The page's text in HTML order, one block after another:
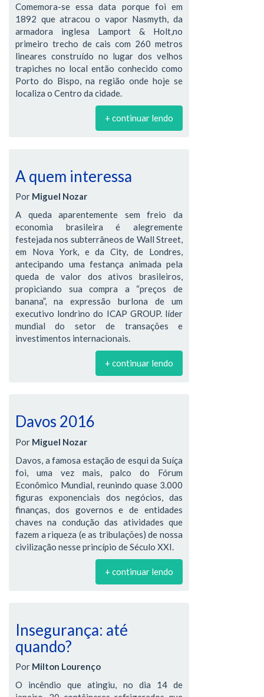
Comemora-se essa data porque foi em
1892 que atracou o vapor Nasmyth, da
armadora inglesa Lamport & Holt,no
primeiro trecho de cais com 260 metros
lineares construído no lugar dos velhos
trapiches no local então conhecido como
Porto do Bispo, na região onde hoje se
localiza o Centro da cidade.
+ continuar lendo
A quem interessa
Por Miguel Nozar
A queda aparentemente sem freio da
economia brasileira é alegremente
festejada nos subterrâneos de Wall Street,
em Nova York, e da City, de Londres,
antecipando uma festança animada pela
queda de valor dos ativos brasileiros,
propiciando sua compra a “preços de
banana”, na expressão burlona de um
executivo londrino do ICAP GROUP. líder
mundial do setor de transações e
investimentos internacionais.
+ continuar lendo
Davos 2016
Por Miguel Nozar
Davos, a famosa estação de esqui da Suíça
foi, uma vez mais, palco do Fórum
Econômico Mundial, reunindo quase 3.000
figuras exponenciais dos negócios, das
finanças, dos governos e de entidades
chaves na condução das atividades que
fazem a riqueza (e as tribulações) de nossa
civilização nesse princípio de Século XXI.
+ continuar lendo
Insegurança: até
quando?
Por Milton Lourenço
O incêndio que atingiu, no dia 14 de